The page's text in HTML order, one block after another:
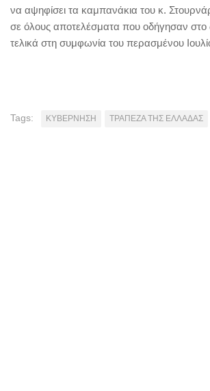
να αψηφίσει τα καμπανάκια του κ.
σε όλους αποτελέσματα που οδήγησαν στο
τελικά στη συμφωνία του περασμένου
Tags: ΚΥΒΕΡΝΗΣΗ ΤΡΑΠΕΖΑ ΤΗΣ ΕΛΛΑΔΑΣ